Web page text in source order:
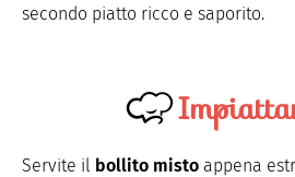
secondo piatto ricco e saporito.
Servite il bollito misto appena